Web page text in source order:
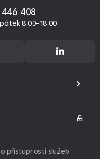
446 408
8.00–18.00
přístupnosti služeb